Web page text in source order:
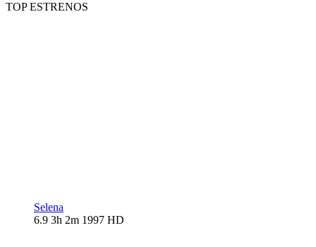
TOP ESTRENOS
Selena
6.9 3h 2m 1997 HD